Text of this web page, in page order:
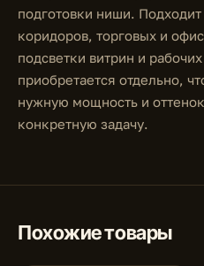
подготовки ниши.
коридоров, торговых и
подсветки витрин и
приобретается отдельно,
нужную мощность и
конкретную задачу.
Похожие товары